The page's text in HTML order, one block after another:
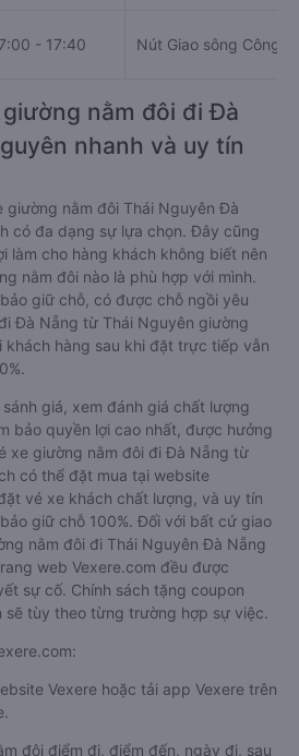
- 17:40 Nút Giao sông Công
nằm đôi đi Đà
nhanh và uy tín
giường nằm đôi Thái Nguyên Đà
có đa dạng sự lựa chọn. Đây cũng
làm cho hàng khách không biết nên
nằm đôi nào là phù hợp với mình.
giữ chỗ, có được chỗ ngồi yêu
Đà Nẵng từ Thái Nguyên giường
khách hàng sau khi đặt trực tiếp vẫn
giá, xem đánh giá chất lượng
bảo quyền lợi cao nhất, được hưởng
xe giường nằm đôi đi Đà Nẵng từ
có thể đặt mua tại website
vé xe khách chất lượng, và uy tín
giữ chỗ 100%. Đối với bất cứ giao
nằm đôi đi Thái Nguyên Đà Nẵng
web Vexere.com đều được
sự cố. Chính sách tặng coupon
sẽ tùy theo từng trường hợp sự việc.
Vexere hoặc tải app Vexere trên
đôi điểm đi, điểm đến, ngày đi, sau